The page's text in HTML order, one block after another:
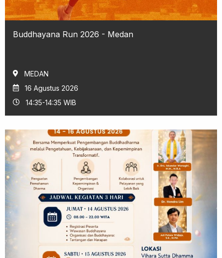
Buddhayana Run 2026 - Medan
MEDAN
16 Agustus 2026
14:35-14:35 WIB